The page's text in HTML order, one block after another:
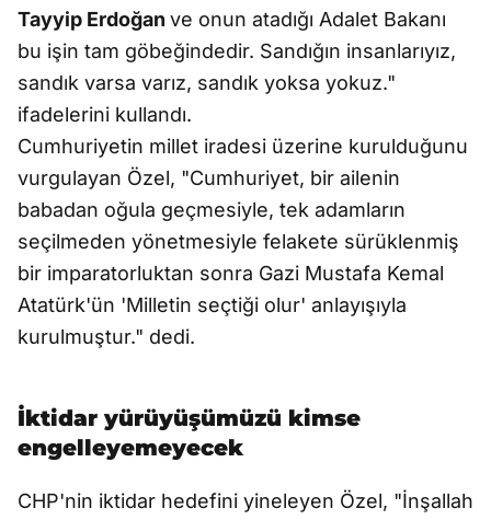
Tayyip Erdoğan ve onun atadığı Adalet Bakanı
bu işin tam göbeğindedir. Sandığın insanlarıyız,
sandık varsa varız, sandık yoksa yokuz."
ifadelerini kullandı.
Cumhuriyetin millet iradesi üzerine kurulduğunu
vurgulayan Özel, "Cumhuriyet, bir ailenin
babadan oğula geçmesiyle, tek adamların
seçilmeden yönetmesiyle felakete sürüklenmiş
bir imparatorluktan sonra Gazi Mustafa Kemal
Atatürk'ün 'Milletin seçtiği olur' anlayışıyla
kurulmuştur." dedi.
İktidar yürüyüşümüzü kimse
engelleyemeyecek
CHP'nin iktidar hedefini yineleyen Özel, "İnşallah